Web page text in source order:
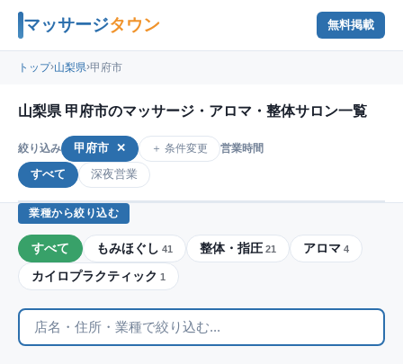
マッサージタウン 無料掲載
トップ›山梨県›甲府市
山梨県 甲府市のマッサージ・アロマ・整体サロン一覧
絞り込み 甲府市 ✕ ＋ 条件変更 営業時間
すべて 深夜営業
業種から絞り込む
すべて もみほぐし 41 整体・指圧 21 アロマ 4
カイロプラクティック 1